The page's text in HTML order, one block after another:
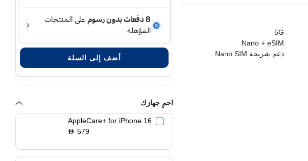
5G
Nano + eSIM
دعم شريحة Nano SIM
أضف إلى السلة
احمِ جهازك
AppleCare+ for iPhone 16
D 579